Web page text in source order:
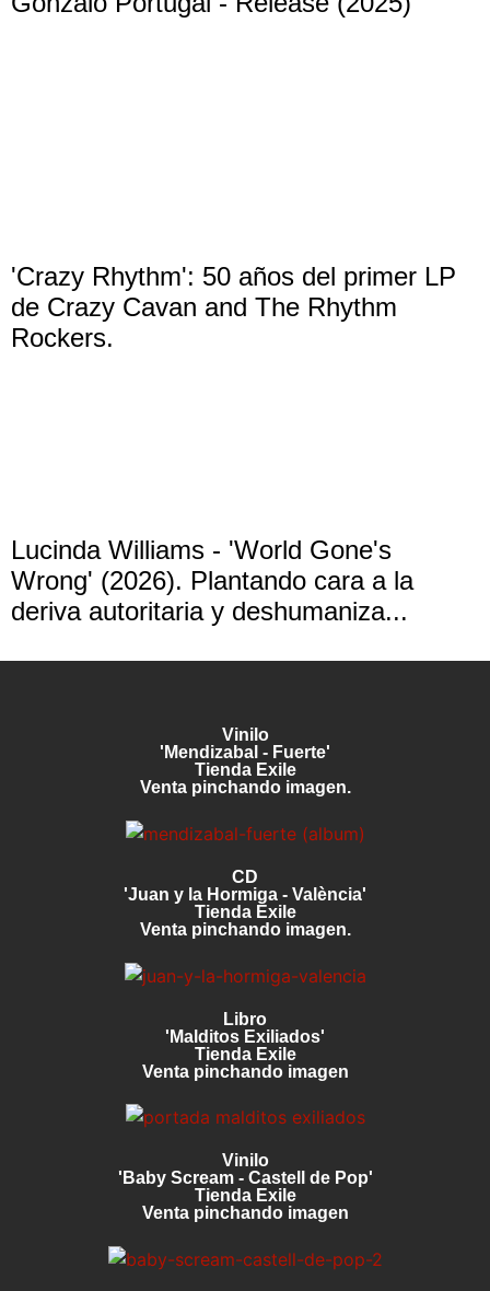
'Crazy Rhythm': 50 años del primer LP
de Crazy Cavan and The Rhythm
Rockers.
Lucinda Williams - 'World Gone's
Wrong' (2026). Plantando cara a la
deriva autoritaria y deshumaniza...
Vinilo
'Mendizabal - Fuerte'
Tienda Exile
Venta pinchando imagen.
CD
'Juan y la Hormiga - València'
Tienda Exile
Venta pinchando imagen.
Libro
'Malditos Exiliados'
Tienda Exile
Venta pinchando imagen
Vinilo
'Baby Scream - Castell de Pop'
Tienda Exile
Venta pinchando imagen